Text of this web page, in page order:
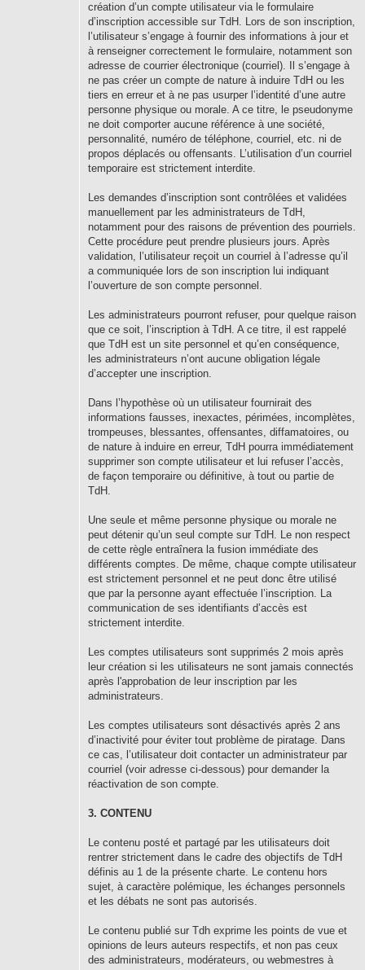
création d’un compte utilisateur via le formulaire
d’inscription accessible sur TdH. Lors de son inscription,
l’utilisateur s’engage à fournir des informations à jour et
à renseigner correctement le formulaire, notamment son
adresse de courrier électronique (courriel). Il s’engage à
ne pas créer un compte de nature à induire TdH ou les
tiers en erreur et à ne pas usurper l’identité d’une autre
personne physique ou morale. A ce titre, le pseudonyme
ne doit comporter aucune référence à une société,
personnalité, numéro de téléphone, courriel, etc. ni de
propos déplacés ou offensants. L’utilisation d’un courriel
temporaire est strictement interdite.
Les demandes d’inscription sont contrôlées et validées
manuellement par les administrateurs de TdH,
notamment pour des raisons de prévention des pourriels.
Cette procédure peut prendre plusieurs jours. Après
validation, l’utilisateur reçoit un courriel à l’adresse qu’il
a communiquée lors de son inscription lui indiquant
l’ouverture de son compte personnel.
Les administrateurs pourront refuser, pour quelque raison
que ce soit, l’inscription à TdH. A ce titre, il est rappelé
que TdH est un site personnel et qu’en conséquence,
les administrateurs n’ont aucune obligation légale
d’accepter une inscription.
Dans l’hypothèse où un utilisateur fournirait des
informations fausses, inexactes, périmées, incomplètes,
trompeuses, blessantes, offensantes, diffamatoires, ou
de nature à induire en erreur, TdH pourra immédiatement
supprimer son compte utilisateur et lui refuser l’accès,
de façon temporaire ou définitive, à tout ou partie de
TdH.
Une seule et même personne physique ou morale ne
peut détenir qu’un seul compte sur TdH. Le non respect
de cette règle entraînera la fusion immédiate des
différents comptes. De même, chaque compte utilisateur
est strictement personnel et ne peut donc être utilisé
que par la personne ayant effectuée l’inscription. La
communication de ses identifiants d’accès est
strictement interdite.
Les comptes utilisateurs sont supprimés 2 mois après
leur création si les utilisateurs ne sont jamais connectés
après l'approbation de leur inscription par les
administrateurs.
Les comptes utilisateurs sont désactivés après 2 ans
d’inactivité pour éviter tout problème de piratage. Dans
ce cas, l’utilisateur doit contacter un administrateur par
courriel (voir adresse ci-dessous) pour demander la
réactivation de son compte.
3. CONTENU
Le contenu posté et partagé par les utilisateurs doit
rentrer strictement dans le cadre des objectifs de TdH
définis au 1 de la présente charte. Le contenu hors
sujet, à caractère polémique, les échanges personnels
et les débats ne sont pas autorisés.
Le contenu publié sur Tdh exprime les points de vue et
opinions de leurs auteurs respectifs, et non pas ceux
des administrateurs, modérateurs, ou webmestres à